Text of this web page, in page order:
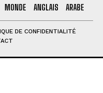
MONDE ANGLAIS ARABE
DE CONFIDENTIALITÉ